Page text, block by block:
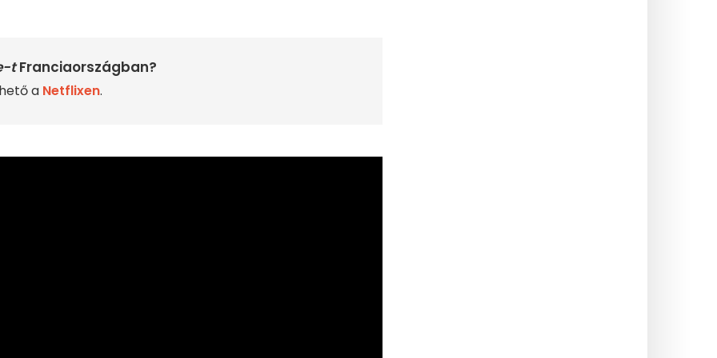
tFranciaországban?
a Netflixen.